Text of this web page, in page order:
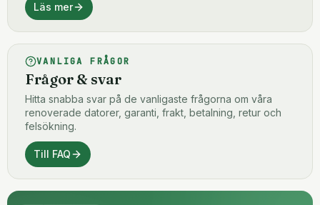
Läs mer
VANLIGA FRÅGOR
Frågor & svar
Hitta snabba svar på de vanligaste frågorna om våra
renoverade datorer, garanti, frakt, betalning, retur och
felsökning.
Till FAQ